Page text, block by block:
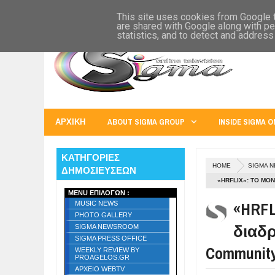
EUROPE U.S.A. AUSTRALIA
ΑΡΧΙΚΗ ABOUT SIGMA GROUP INSIDE SIGMA
HOME SIGMA
«HRFLIX»: ΤO
ΚΑΤΗΓΟΡΙΕΣ
ΔΗΜΟΣΙΕΥΣΕΩΝ
MENU ΕΠΙΛΟΓΩΝ :
MUSIC NEWS
PHOTO GALLERY
SIGMA NEWSROOM
SIGMA PRESS OFFICE
WEEKLY REVIEW BY
PROAGELOS.GR
ΑΡΧΕΙΟ WEBTV
This site uses cookies from Google
are shared with Google along with
statistics, and to detect and address